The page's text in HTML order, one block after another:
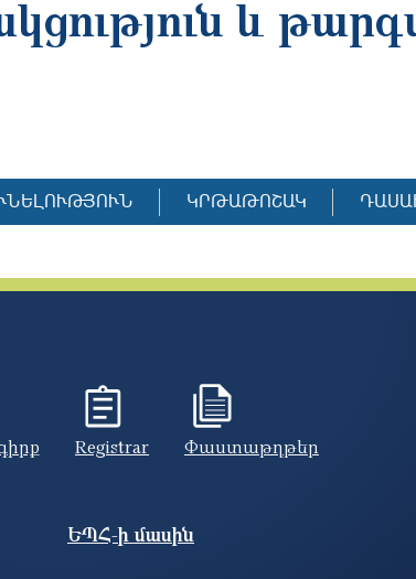
և
ԿՐԹԱԹՈՇԱԿ
Registrar Փաստաթղթեր
ԵՊՀ-ի մասին